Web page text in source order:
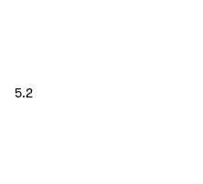
5.2